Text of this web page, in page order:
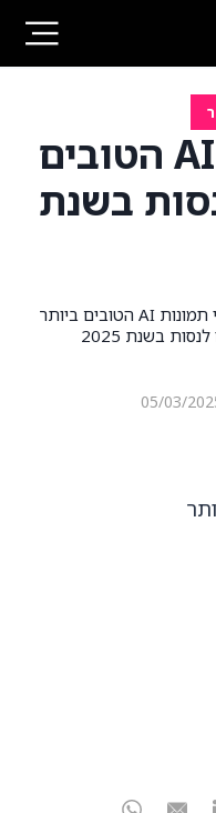
מחוללי תמונות AI הטובים
בשנת
מחוללי תמונות AI הטובים ביותר
בשנת 2025
05/03/